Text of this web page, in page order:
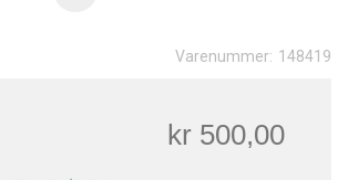
Varenummer: 148419
kr 500,00